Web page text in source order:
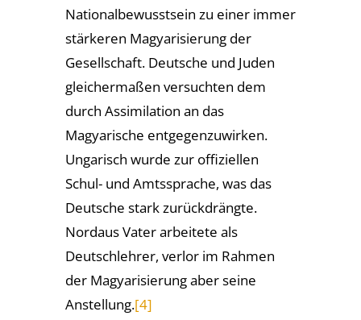
Nationalbewusstsein zu einer immer
stärkeren Magyarisierung der
Gesellschaft. Deutsche und Juden
gleichermaßen versuchten dem
durch Assimilation an das
Magyarische entgegenzuwirken.
Ungarisch wurde zur offiziellen
Schul- und Amtssprache, was das
Deutsche stark zurückdrängte.
Nordaus Vater arbeitete als
Deutschlehrer, verlor im Rahmen
der Magyarisierung aber seine
Anstellung.[4]